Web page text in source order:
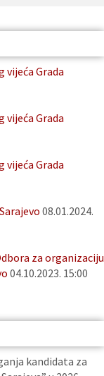
vijeća Grada
vijeća Grada
vijeća Grada
08.01.2024.
za organizaciju
04.10.2023. 15:00
kandidata za